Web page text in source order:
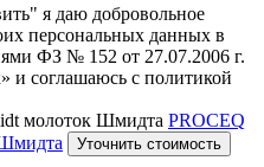
я даю добровольное
персональных данных в
ФЗ № 152 от 27.07.2006 г.
и соглашаюсь с политикой
PROCEQ
Уточнить стоимость